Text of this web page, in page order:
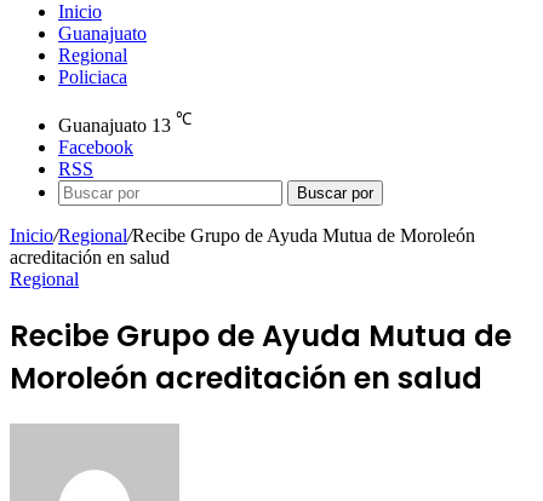
Inicio
Guanajuato
Regional
Policiaca
Guanajuato 13 ℃
Facebook
RSS
Buscar por
Inicio/Regional/Recibe Grupo de Ayuda Mutua de Moroleón
acreditación en salud
Regional
Recibe Grupo de Ayuda Mutua de
Moroleón acreditación en salud